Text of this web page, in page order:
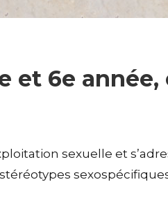
et 6e année,
sexuelle et